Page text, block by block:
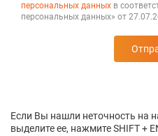
персональных данных в
персональных данных» от
Если Вы нашли неточность на
выделите ее, нажмите SHIFT +